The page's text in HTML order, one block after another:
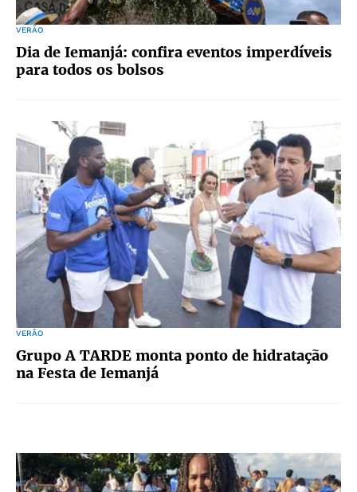
VERÃO
Dia de Iemanjá: confira eventos imperdíveis
para todos os bolsos
VERÃO
Grupo A TARDE monta ponto de hidratação
na Festa de Iemanjá